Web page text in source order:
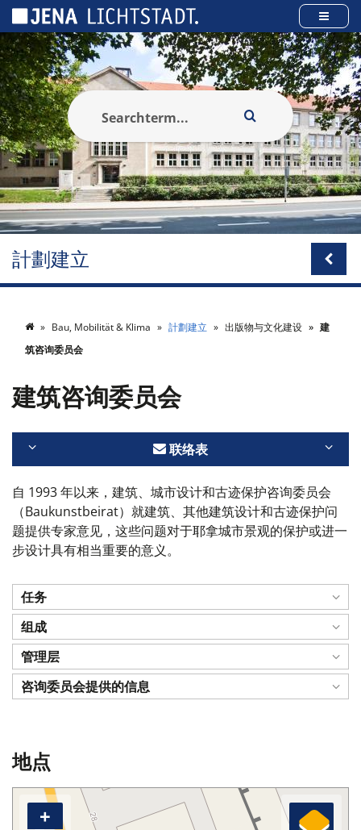
計劃建立
Bau, Mobilität & Klima 計劃建立 出版物与文化建设
建
筑咨询委员会
建筑咨询委员会
联络表
自 1993 年以来，建筑、城市设计和古迹保护咨询委员会
（Baukunstbeirat）就建筑、其他建筑设计和古迹保护问
题提供专家意见，这些问题对于耶拿城市景观的保护或进一
步设计具有相当重要的意义。
任务
组成
管理层
咨询委员会提供的信息
地点
+
Cookies management panel